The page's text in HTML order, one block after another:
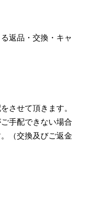
返品・交換・キャ
させて頂きます。
手配できない場合
（交換及びご返金